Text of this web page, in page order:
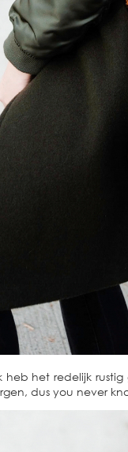
heb het redelijk
dus you never